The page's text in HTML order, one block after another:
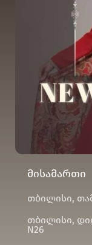
მისამართი
თბილისი,
თბილისი,
N26